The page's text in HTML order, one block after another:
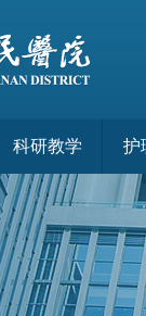
科研教学 护